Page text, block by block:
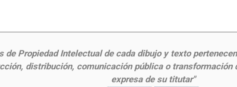
de Propiedad Intelectual de cada dibujo y texto
distribución, comunicación pública o
expresa de su titutar"